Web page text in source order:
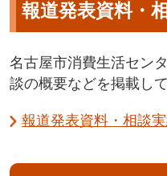
報道発表資料・
名古屋市消費生活セン
談の概要などを掲載して
報道発表資料・相談